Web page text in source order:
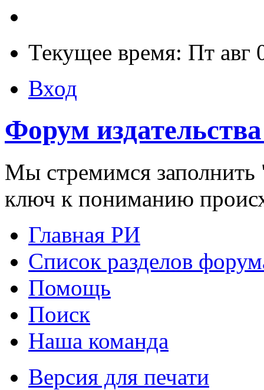
Текущее время: Пт авг
Вход
Форум
Мы стремимся заполнить
ключ к пониманию
Главная РИ
Список разделов
Помощь
Поиск
Наша команда
Версия для печати